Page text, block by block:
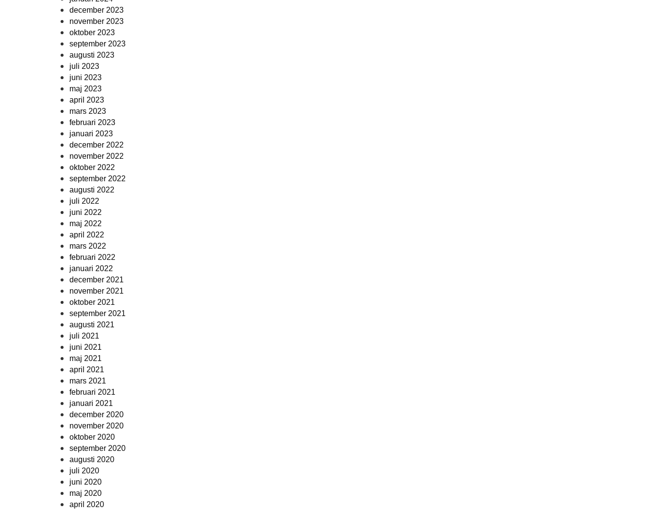
december 2023
november 2023
oktober 2023
september 2023
augusti 2023
juli 2023
juni 2023
maj 2023
april 2023
mars 2023
februari 2023
januari 2023
december 2022
november 2022
oktober 2022
september 2022
augusti 2022
juli 2022
juni 2022
maj 2022
april 2022
mars 2022
februari 2022
januari 2022
december 2021
november 2021
oktober 2021
september 2021
augusti 2021
juli 2021
juni 2021
maj 2021
april 2021
mars 2021
februari 2021
januari 2021
december 2020
november 2020
oktober 2020
september 2020
augusti 2020
juli 2020
juni 2020
maj 2020
april 2020